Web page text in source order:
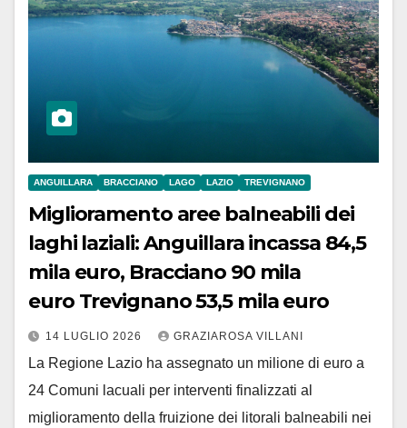
ANGUILLARA BRACCIANO LAGO LAZIO TREVIGNANO
Miglioramento aree balneabili dei
laghi laziali: Anguillara incassa 84,5
mila euro, Bracciano 90 mila
euro Trevignano 53,5 mila euro
14 LUGLIO 2026 GRAZIAROSA VILLANI
La Regione Lazio ha assegnato un milione di euro a
24 Comuni lacuali per interventi finalizzati al
miglioramento della fruizione dei litorali balneabili nei